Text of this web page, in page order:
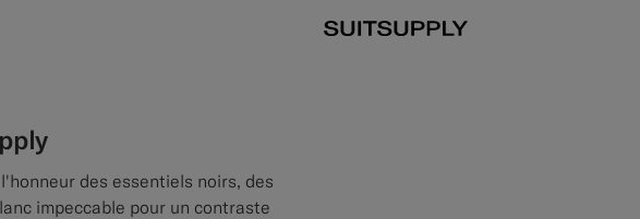
des essentiels noirs, des
impeccable pour un contraste